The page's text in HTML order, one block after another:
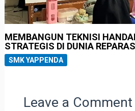
MEMBANGUN TEKNISI
STRATEGIS DI DUNIA
SMK YAPPENDA
Leave a Comment